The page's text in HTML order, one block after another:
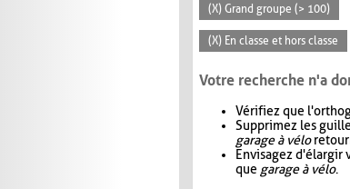
(X) Grand groupe (> 100)
(X) En classe et hors classe
Votre recherche n'a
Vérifiez que
Supprimez les
garage à vélo
Envisagez d'élargir
que garage à vélo.